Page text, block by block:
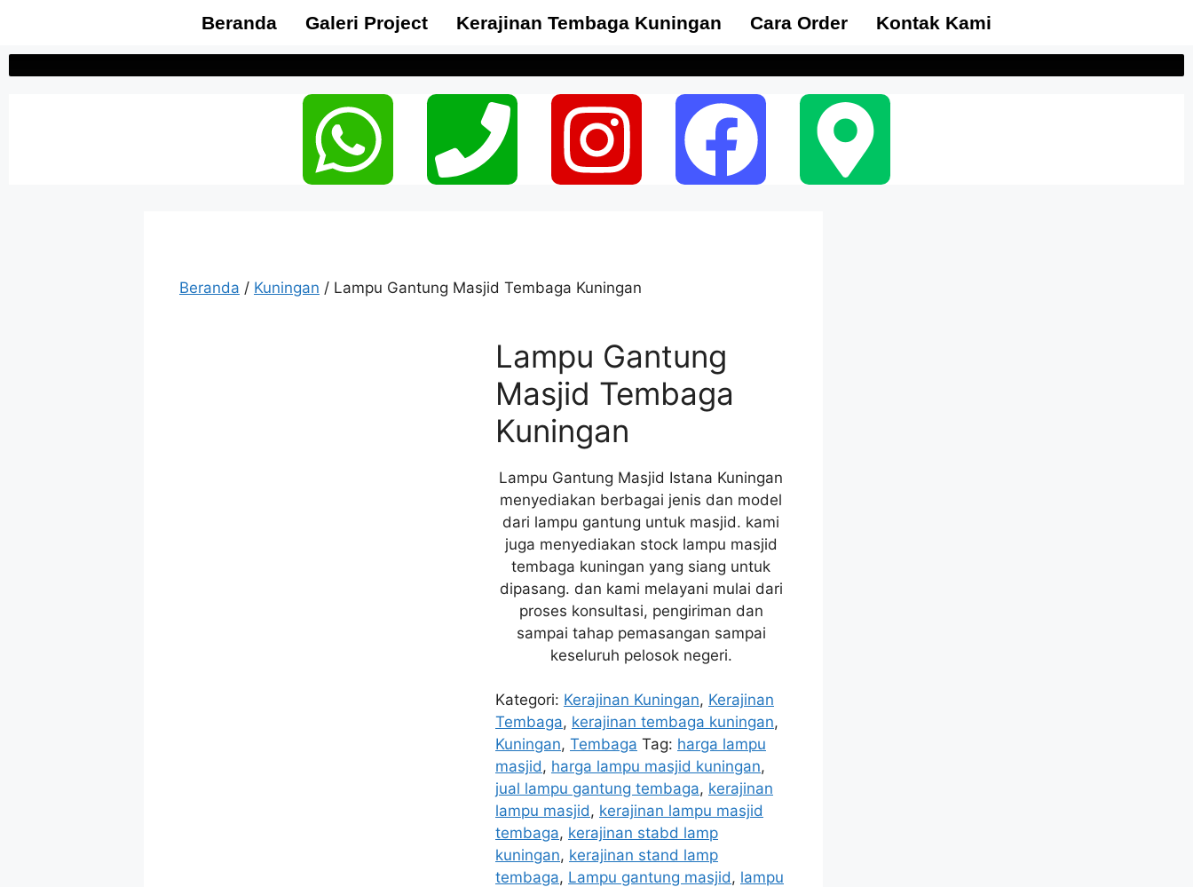
Beranda Galeri Project Kerajinan Tembaga Kuningan Cara Order Kontak Kami
Beranda / Kuningan / Lampu Gantung Masjid Tembaga Kuningan
Lampu Gantung
Masjid Tembaga
Kuningan
Lampu Gantung Masjid Istana Kuningan
menyediakan berbagai jenis dan model
dari lampu gantung untuk masjid. kami
juga menyediakan stock lampu masjid
tembaga kuningan yang siang untuk
dipasang. dan kami melayani mulai dari
proses konsultasi, pengiriman dan
sampai tahap pemasangan sampai
keseluruh pelosok negeri.
Kategori: Kerajinan Kuningan, Kerajinan
Tembaga, kerajinan tembaga kuningan,
Kuningan, Tembaga Tag: harga lampu
masjid, harga lampu masjid kuningan,
jual lampu gantung tembaga, kerajinan
lampu masjid, kerajinan lampu masjid
tembaga, kerajinan stabd lamp
kuningan, kerajinan stand lamp
tembaga, Lampu gantung masjid, lampu